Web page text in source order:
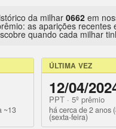
da milhar 0662 em
as aparições
quando cada milhar
~13
ÚLTIMA VEZ
12/04/
PPT · 5º prêmio
há cerca de 2 anos
(sexta-feira)